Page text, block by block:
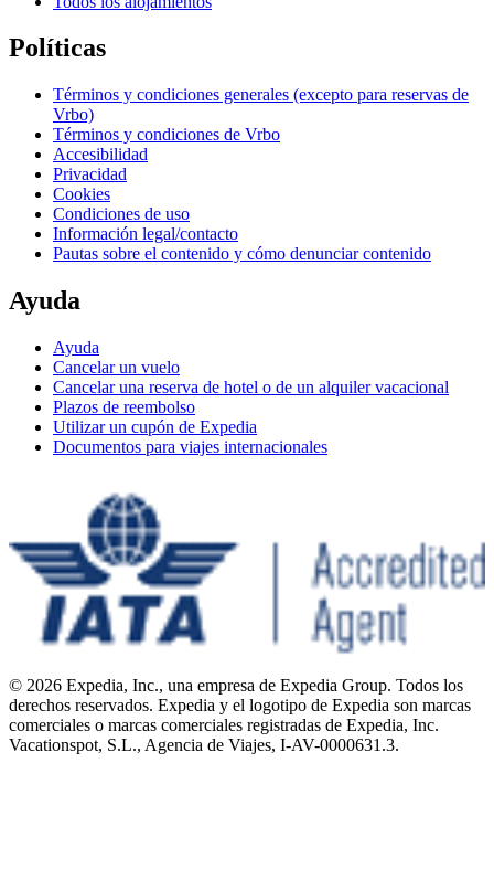
Políticas
Términos y condiciones generales (excepto para reservas de
Vrbo)
Términos y condiciones de Vrbo
Accesibilidad
Privacidad
Cookies
Condiciones de uso
Información legal/contacto
Pautas sobre el contenido y cómo denunciar contenido
Ayuda
Ayuda
Cancelar un vuelo
Cancelar una reserva de hotel o de un alquiler vacacional
Plazos de reembolso
Utilizar un cupón de Expedia
Documentos para viajes internacionales
© 2026 Expedia, Inc., una empresa de Expedia Group. Todos los
derechos reservados. Expedia y el logotipo de Expedia son marcas
comerciales o marcas comerciales registradas de Expedia, Inc.
Vacationspot, S.L., Agencia de Viajes, I-AV-0000631.3.